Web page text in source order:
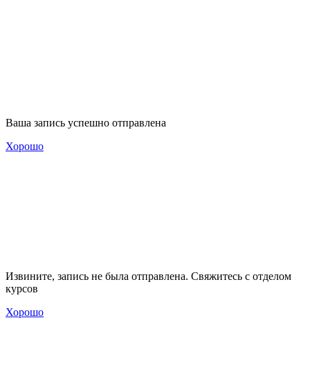
Ваша запись успешно отправлена
Хорошо
Извините, запись не была отправлена. Свяжитесь с отделом
курсов
Хорошо